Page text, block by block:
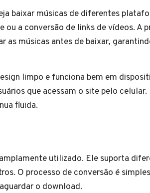
baixar músicas de diferentes
ou a conversão de links de vídeos. A
as músicas antes de baixar,
limpo e funciona bem em
que acessam o site pelo celular.
fluida.
utilizado. Ele suporta
O processo de conversão é
o download.